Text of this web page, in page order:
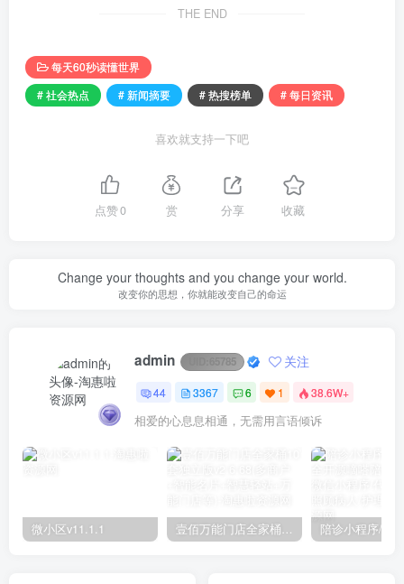
THE END
每天60秒读懂世界
# 社会热点
# 新闻摘要 # 热搜榜单 # 每日资讯
喜欢就支持一下吧
点赞0 赏 分享 收藏
Change your thoughts and you change your world.
改变你的思想，你就能改变自己的命运
admin 65785 关注
44 3367 6 1 38.6W+
相爱的心息息相通，无需用言语倾诉
微小区v11.1.1 壹佰万能门店全家桶10套独立版v2.6.68(​多商户+智能名片+智慧轻站+万能门店等)